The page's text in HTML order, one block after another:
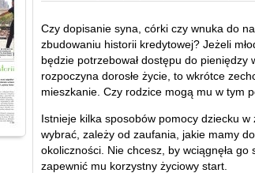
Czy dopisanie syna, córki czy wnuka do
zbudowaniu historii kredytowej? Jeżeli
będzie potrzebował dostępu do pieniędzy
rozpoczyna dorosłe życie, to wkrótce
mieszkanie. Czy rodzice mogą mu w tym
Istnieje kilka sposobów pomocy dziecku
wybrać, zależy od zaufania, jakie mamy
okoliczności. Nie chcesz, by wciągnęła
zapewnić mu korzystny życiowy start.